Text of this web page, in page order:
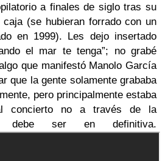
a finales de siglo tras su
(se hubieran forrado con un
en 1999). Les dejo insertado
el mar te tenga”; no grabé
que manifestó Manolo García
que la gente solamente grababa
pero principalmente estaba
concierto no a través de la
debe ser en definitiva.